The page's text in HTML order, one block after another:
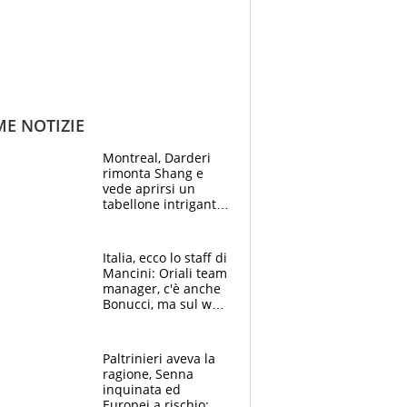
NOTIZIE
Montreal, Darderi
rimonta Shang e
vede aprirsi un
tabellone intrigante:
felice del mio livello"
Italia, ecco lo staff di
Mancini: Oriali team
manager, c'è anche
Bonucci, ma sul web
Paltrinieri aveva la
ragione, Senna
inquinata ed